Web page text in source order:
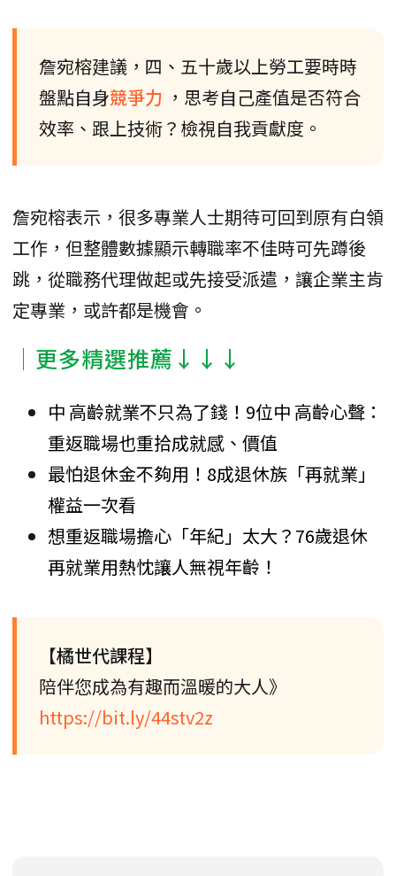
詹宛榕建議，四、五十歲以上勞工要時時
盤點自身競爭力 ，思考自己產值是否符合
效率、跟上技術？檢視自我貢獻度。
詹宛榕表示，很多專業人士期待可回到原有白領
工作，但整體數據顯示轉職率不佳時可先蹲後
跳，從職務代理做起或先接受派遣，讓企業主肯
定專業，或許都是機會。
│更多精選推薦↓↓↓
中 高齡就業不只為了錢！9位中 高齡心聲：
重返職場也重拾成就感、價值
最怕退休金不夠用！8成退休族「再就業」
權益一次看
想重返職場擔心「年紀」太大？76歲退休
再就業用熱忱讓人無視年齡！
【橘世代課程】
陪伴您成為有趣而溫暖的大人》
https://bit.ly/44stv2z